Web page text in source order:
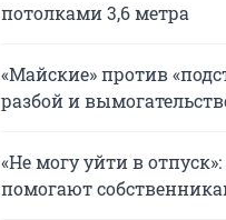
потолками 3,6 метра
«Майские» против
разбой и
«Не могу уйти в
помогают